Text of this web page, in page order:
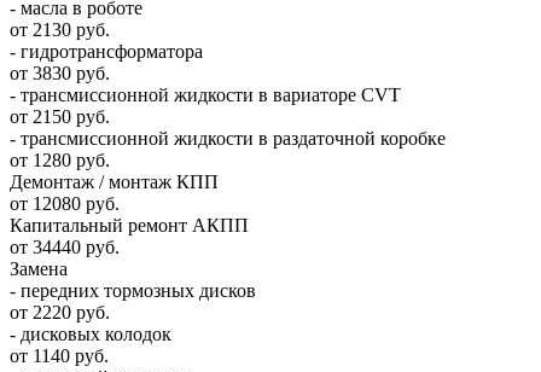
- масла в роботе
от 2130 руб.
- гидротрансформатора
от 3830 руб.
- трансмиссионной жидкости в вариаторе CVT
от 2150 руб.
- трансмиссионной жидкости в раздаточной коробке
от 1280 руб.
Демонтаж / монтаж КПП
от 12080 руб.
Капитальный ремонт АКПП
от 34440 руб.
Замена
- передних тормозных дисков
от 2220 руб.
- дисковых колодок
от 1140 руб.